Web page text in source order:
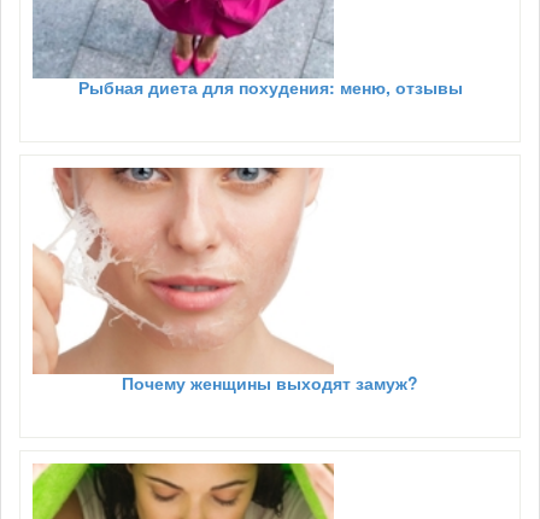
Рыбная диета для похудения: меню, отзывы
Почему женщины выходят замуж?